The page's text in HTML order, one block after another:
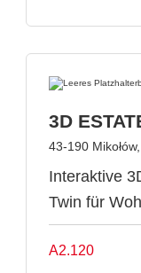
3D
43-190
Interaktive
Twin für
A2.120